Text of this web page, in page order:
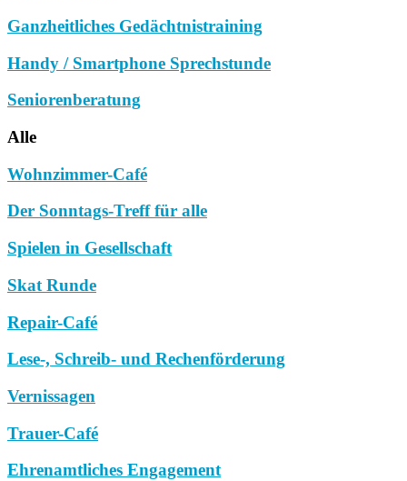
Ganzheitliches Gedächtnistraining
Handy / Smartphone Sprechstunde
Seniorenberatung
Alle
Wohnzimmer-Café
Der Sonntags-Treff für alle
Spielen in Gesellschaft
Skat Runde
Repair-Café
Lese-, Schreib- und Rechenförderung
Vernissagen
Trauer-Café
Ehrenamtliches Engagement